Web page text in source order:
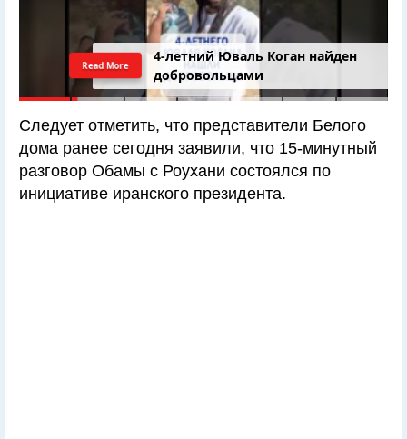
4-летний Юваль Коган найден
добровольцами
Read More
Следует отметить, что представители Белого
дома ранее сегодня заявили, что 15-минутный
разговор Обамы с Роухани состоялся по
инициативе иранского президента.